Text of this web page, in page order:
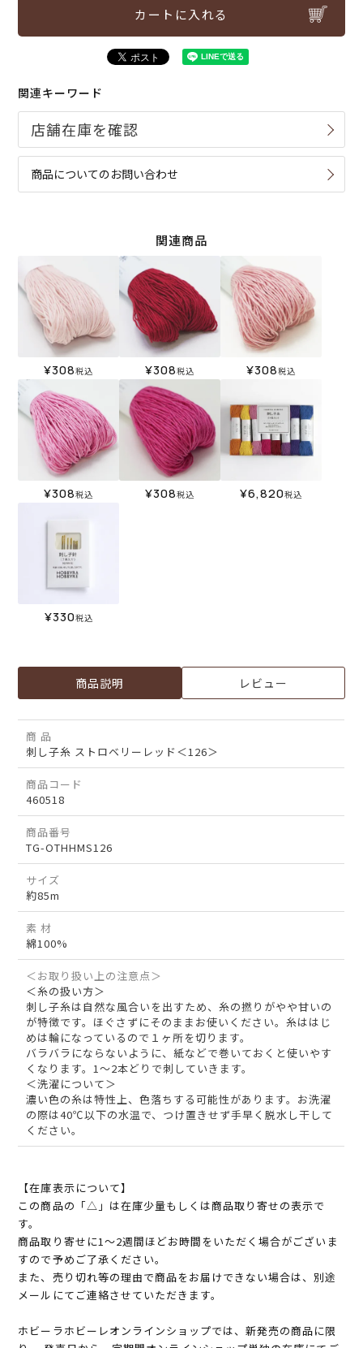
カートに入れる
関連キーワード
商品についてのお問い合わせ
関連商品
¥308税込 ¥308税込 ¥308税込
¥308税込 ¥308税込 ¥6,820税込
¥330税込
商品説明 レビュー
商 品
刺し子糸 ストロベリーレッド＜126＞
商品コード
460518
商品番号
TG-OTHHMS126
サイズ
約85m
素 材
綿100%
＜お取り扱い上の注意点＞
＜糸の扱い方＞
刺し子糸は自然な風合いを出すため、糸の撚りがやや甘いの
が特徴です。ほぐさずにそのままお使いください。糸ははじ
めは輪になっているので１ヶ所を切ります。
バラバラにならないように、紙などで巻いておくと使いやす
くなります。1～2本どりで刺していきます。
＜洗濯について＞
濃い色の糸は特性上、色落ちする可能性があります。お洗濯
の際は40℃以下の水温で、つけ置きせず手早く脱水し干して
ください。
【在庫表示について】
この商品の「△」は在庫少量もしくは商品取り寄せの表示で
す。
商品取り寄せに1～2週間ほどお時間をいただく場合がございま
すので予めご了承ください。
また、売り切れ等の理由で商品をお届けできない場合は、別途
メールにてご連絡させていただきます。
ホビーラホビーレオンラインショップでは、新発売の商品に限